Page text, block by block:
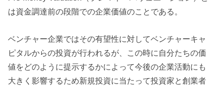
は資金調達前の段階での企業価値のことである。
ベンチャー企業ではその有望性に対してベンチャーキャ
ピタルからの投資が行われるが、この時に自分たちの価
値をどのように提示するかによって今後の企業活動にも
大きく影響するため新規投資に当たって投資家と創業者